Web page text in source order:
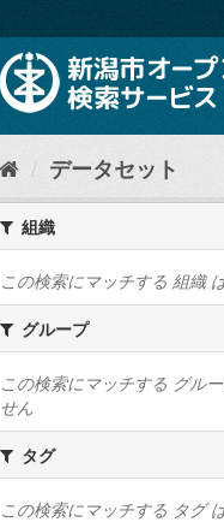
データセット
組織
この検索にマッチする 組織
グループ
この検索にマッチする グル
せん
タグ
この検索にマッチする タグ